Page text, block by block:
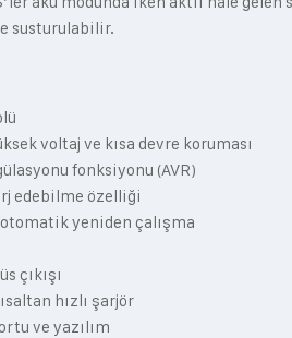
susturulabilir.​
voltaj ve kısa devre koruması
fonksiyonu (AVR)
edebilme özelliği
yeniden çalışma
çıkışı
hızlı şarjör
ve yazılım